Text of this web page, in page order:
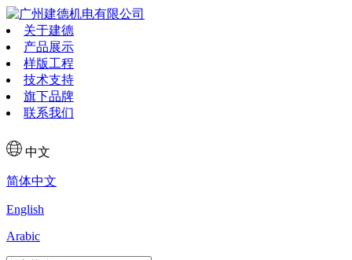
关于建德
产品展示
样版工程
技术支持
旗下品牌
联系我们
中文
简体中文
English
Arabic